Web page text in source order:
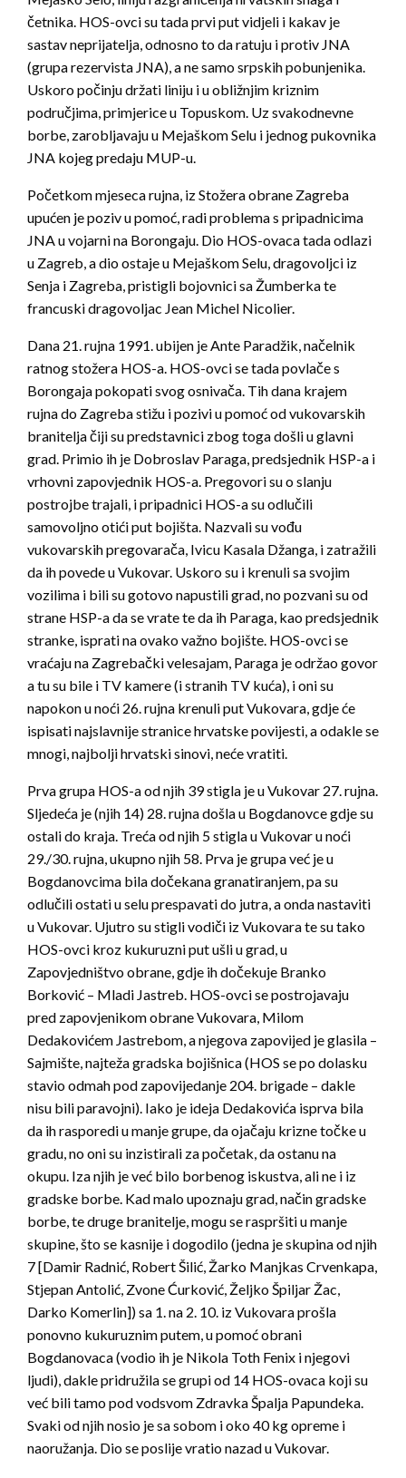
četnika. HOS-ovci su tada prvi put vidjeli i kakav je
sastav neprijatelja, odnosno to da ratuju i protiv JNA
(grupa rezervista JNA), a ne samo srpskih pobunjenika.
Uskoro počinju držati liniju i u obližnjim kriznim
područjima, primjerice u Topuskom. Uz svakodnevne
borbe, zarobljavaju u Mejaškom Selu i jednog pukovnika
JNA kojeg predaju MUP-u.
Početkom mjeseca rujna, iz Stožera obrane Zagreba
upućen je poziv u pomoć, radi problema s pripadnicima
JNA u vojarni na Borongaju. Dio HOS-ovaca tada odlazi
u Zagreb, a dio ostaje u Mejaškom Selu, dragovoljci iz
Senja i Zagreba, pristigli bojovnici sa Žumberka te
francuski dragovoljac Jean Michel Nicolier.
Dana 21. rujna 1991. ubijen je Ante Paradžik, načelnik
ratnog stožera HOS-a. HOS-ovci se tada povlače s
Borongaja pokopati svog osnivača. Tih dana krajem
rujna do Zagreba stižu i pozivi u pomoć od vukovarskih
branitelja čiji su predstavnici zbog toga došli u glavni
grad. Primio ih je Dobroslav Paraga, predsjednik HSP-a i
vrhovni zapovjednik HOS-a. Pregovori su o slanju
postrojbe trajali, i pripadnici HOS-a su odlučili
samovoljno otići put bojišta. Nazvali su vođu
vukovarskih pregovarača, Ivicu Kasala Džanga, i zatražili
da ih povede u Vukovar. Uskoro su i krenuli sa svojim
vozilima i bili su gotovo napustili grad, no pozvani su od
strane HSP-a da se vrate te da ih Paraga, kao predsjednik
stranke, isprati na ovako važno bojište. HOS-ovci se
vraćaju na Zagrebački velesajam, Paraga je održao govor
a tu su bile i TV kamere (i stranih TV kuća), i oni su
napokon u noći 26. rujna krenuli put Vukovara, gdje će
ispisati najslavnije stranice hrvatske povijesti, a odakle se
mnogi, najbolji hrvatski sinovi, neće vratiti.
Prva grupa HOS-a od njih 39 stigla je u Vukovar 27. rujna.
Sljedeća je (njih 14) 28. rujna došla u Bogdanovce gdje su
ostali do kraja. Treća od njih 5 stigla u Vukovar u noći
29./30. rujna, ukupno njih 58. Prva je grupa već je u
Bogdanovcima bila dočekana granatiranjem, pa su
odlučili ostati u selu prespavati do jutra, a onda nastaviti
u Vukovar. Ujutro su stigli vodiči iz Vukovara te su tako
HOS-ovci kroz kukuruzni put ušli u grad, u
Zapovjedništvo obrane, gdje ih dočekuje Branko
Borković – Mladi Jastreb. HOS-ovci se postrojavaju
pred zapovjenikom obrane Vukovara, Milom
Dedakovićem Jastrebom, a njegova zapovijed je glasila –
Sajmište, najteža gradska bojišnica (HOS se po dolasku
stavio odmah pod zapovijedanje 204. brigade – dakle
nisu bili paravojni). Iako je ideja Dedakovića isprva bila
da ih rasporedi u manje grupe, da ojačaju krizne točke u
gradu, no oni su inzistirali za početak, da ostanu na
okupu. Iza njih je već bilo borbenog iskustva, ali ne i iz
gradske borbe. Kad malo upoznaju grad, način gradske
borbe, te druge branitelje, mogu se raspršiti u manje
skupine, što se kasnije i dogodilo (jedna je skupina od njih
7 [Damir Radnić, Robert Šilić, Žarko Manjkas Crvenkapa,
Stjepan Antolić, Zvone Ćurković, Željko Špiljar Žac,
Darko Komerlin]) sa 1. na 2. 10. iz Vukovara prošla
ponovno kukuruznim putem, u pomoć obrani
Bogdanovaca (vodio ih je Nikola Toth Fenix i njegovi
ljudi), dakle pridružila se grupi od 14 HOS-ovaca koji su
već bili tamo pod vodsvom Zdravka Špalja Papundeka.
Svaki od njih nosio je sa sobom i oko 40 kg opreme i
naoružanja. Dio se poslije vratio nazad u Vukovar.